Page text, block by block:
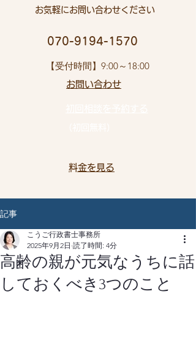
お気軽にお問い合わせください
​ 070-9194-1570
​【受付時間】9:00～18:00
お問い合わせ​
​料金を見る
記事
高齢の親が元気なうちに話
しておくべき3つのこと
こうご行政書士事務所
2025年9月2日 読了時間: 4分